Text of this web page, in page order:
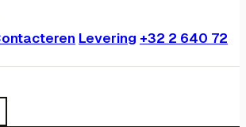
Levering +32 2 640 72